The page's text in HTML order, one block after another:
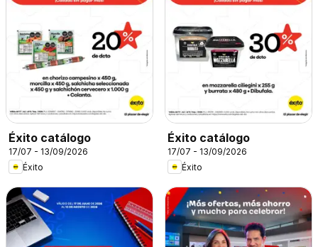
Éxito catálogo
17/07 - 13/09/2026
Éxito
Éxito catálogo
17/07 - 13/09/2026
Éxito